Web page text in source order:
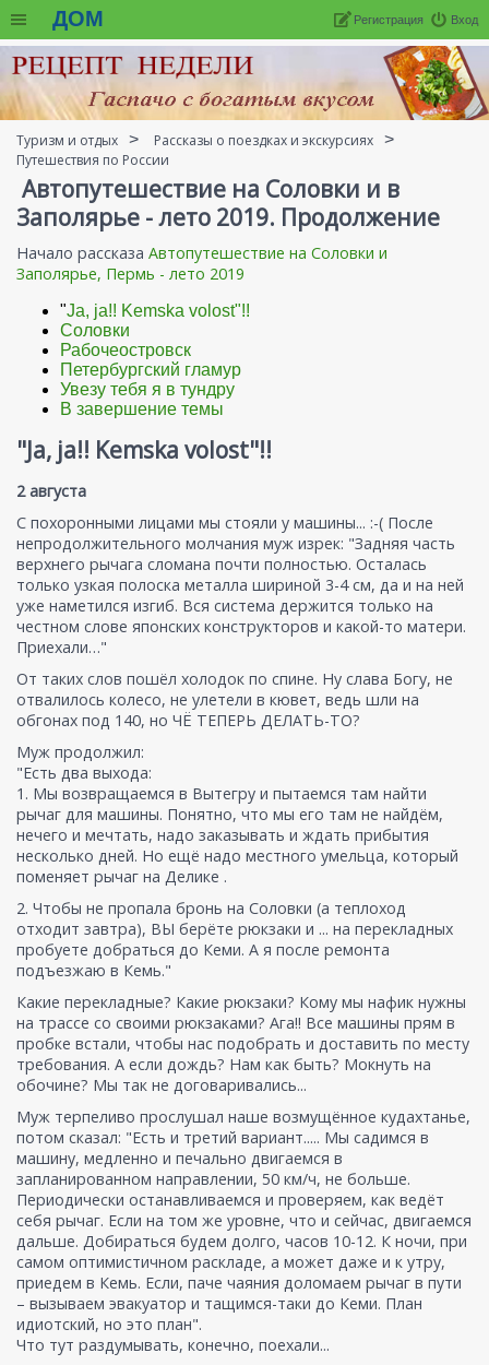
ДОМ Вход
Регистрация
Туризм и отдых
Рассказы о поездках и экскурсиях
Путешествия по России
Автопутешествие на Соловки и в
Заполярье - лето 2019. Продолжение
Начало рассказа Автопутешествие на Соловки и
Заполярье, Пермь - лето 2019
"Ja, ja!! Kemska volost"!!
Соловки
Рабочеостровск
Петербургский гламур
Увезу тебя я в тундру
В завершение темы
"Ja, ja!! Kemska volost"!!
2 августа
С похоронными лицами мы стояли у машины... :-( После
непродолжительного молчания муж изрек: "Задняя часть
верхнего рычага сломана почти полностью. Осталась
только узкая полоска металла шириной 3-4 см, да и на ней
уже наметился изгиб. Вся система держится только на
честном слове японских конструкторов и какой-то матери.
Приехали…"
От таких слов пошёл холодок по спине. Ну слава Богу, не
отвалилось колесо, не улетели в кювет, ведь шли на
обгонах под 140, но ЧЁ ТЕПЕРЬ ДЕЛАТЬ-ТО?
Муж продолжил:
"Есть два выхода:
1. Мы возвращаемся в Вытегру и пытаемся там найти
рычаг для машины. Понятно, что мы его там не найдём,
нечего и мечтать, надо заказывать и ждать прибытия
несколько дней. Но ещё надо местного умельца, который
поменяет рычаг на Делике .
2. Чтобы не пропала бронь на Соловки (а теплоход
отходит завтра), ВЫ берёте рюкзаки и ... на перекладных
пробуете добраться до Кеми. А я после ремонта
подъезжаю в Кемь."
Какие перекладные? Какие рюкзаки? Кому мы нафик нужны
на трассе со своими рюкзаками? Ага!! Все машины прям в
пробке встали, чтобы нас подобрать и доставить по месту
требования. А если дождь? Нам как быть? Мокнуть на
обочине? Мы так не договаривались...
Муж терпеливо прослушал наше возмущённое кудахтанье,
потом сказал: "Есть и третий вариант..... Мы садимся в
машину, медленно и печально двигаемся в
запланированном направлении, 50 км/ч, не больше.
Периодически останавливаемся и проверяем, как ведёт
себя рычаг. Если на том же уровне, что и сейчас, двигаемся
дальше. Добираться будем долго, часов 10-12. К ночи, при
самом оптимистичном раскладе, а может даже и к утру,
приедем в Кемь. Если, паче чаяния доломаем рычаг в пути
– вызываем эвакуатор и тащимся-таки до Кеми. План
идиотский, но это план".
Что тут раздумывать, конечно, поехали...